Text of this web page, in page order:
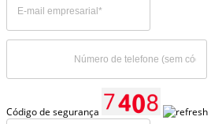
Código de segurança